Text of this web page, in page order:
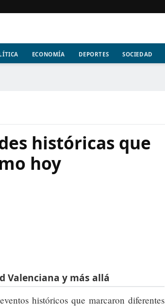
ECONOMÍA DEPORTES SOCIEDAD
históricas que
hoy
Valenciana y más allá
históricos que marcaron diferentes